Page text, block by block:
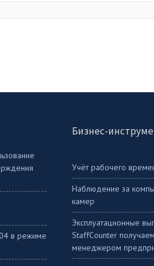
в режиме
Бизнес-
Учёт рабочего
Наблюдение за
камер
Эксплуатационные
StaffCounter
менеджером